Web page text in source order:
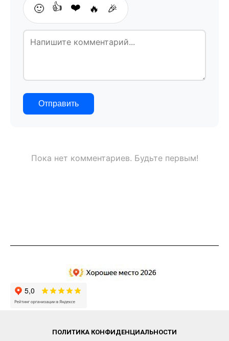
🙂 👍 ❤️ 🔥 🎉
Отправить
Пока нет комментариев. Будьте первым!
ПОЛИТИКА КОНФИДЕНЦИАЛЬНОСТИ